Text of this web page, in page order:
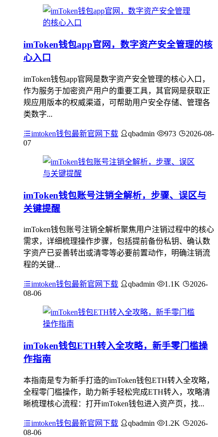
imToken钱包app官网，数字资产安全管理的核
心入口
imToken钱包app官网是数字资产安全管理的核心入口，
作为服务于加密资产用户的重要工具，其官网是获取正
规应用版本的权威渠道，可帮助用户安全存储、管理各
类数字...
imtoken钱包最新官网下载 qbadmin 973
2026-08-
07
imToken钱包账号注销全解析，步骤、误区与
关键提醒
imToken钱包账号注销全解析聚焦用户注销过程中的核心
需求，详细梳理操作步骤，包括提前备份私钥、确认数
字资产已妥善转出或清零等必要前置动作，明确注销流
程的关键...
imtoken钱包最新官网下载 qbadmin 1.1K
2026-
08-06
imToken钱包ETH转入全攻略，新手零门槛操
作指南
本指南是专为新手打造的imToken钱包ETH转入全攻略，
全程零门槛操作，助力新手轻松完成ETH转入，攻略清
晰梳理核心流程：打开imToken钱包进入资产页，找...
imtoken钱包最新官网下载 qbadmin 1.2K
2026-
08-06